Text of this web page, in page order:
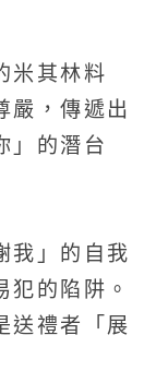
米其林料
嚴，傳遞出
」的潛台
我」的自我
犯的陷阱。
送禮者「展